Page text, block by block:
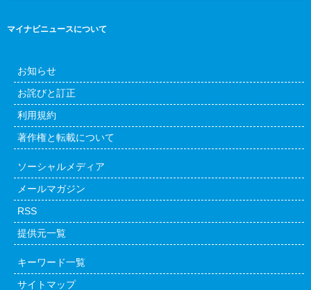
マイナビニュースについて
お知らせ
お詫びと訂正
利用規約
著作権と転載について
ソーシャルメディア
メールマガジン
RSS
提供元一覧
キーワード一覧
サイトマップ